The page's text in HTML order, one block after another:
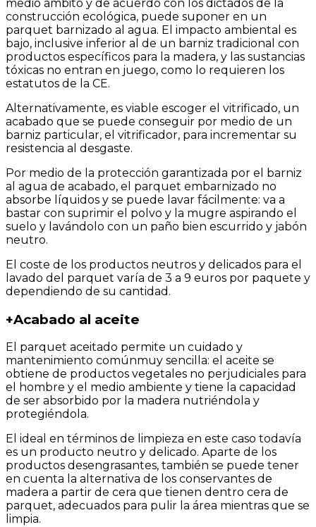
medio ámbito y de acuerdo con los dictados de la
construcción ecológica, puede suponer en un
parquet barnizado al agua. El impacto ambiental es
bajo, inclusive inferior al de un barniz tradicional con
productos específicos para la madera, y las sustancias
tóxicas no entran en juego, como lo requieren los
estatutos de la CE.
Alternativamente, es viable escoger el vitrificado, un
acabado que se puede conseguir por medio de un
barniz particular, el vitrificador, para incrementar su
resistencia al desgaste.
Por medio de la protección garantizada por el barniz
al agua de acabado, el parquet embarnizado no
absorbe líquidos y se puede lavar fácilmente: va a
bastar con suprimir el polvo y la mugre aspirando el
suelo y lavándolo con un paño bien escurrido y jabón
neutro.
El coste de los productos neutros y delicados para el
lavado del parquet varía de 3 a 9 euros por paquete y
dependiendo de su cantidad.
+Acabado al aceite
El parquet aceitado permite un cuidado y
mantenimiento comúnmuy sencilla: el aceite se
obtiene de productos vegetales no perjudiciales para
el hombre y el medio ambiente y tiene la capacidad
de ser absorbido por la madera nutriéndola y
protegiéndola.
El ideal en términos de limpieza en este caso todavía
es un producto neutro y delicado. Aparte de los
productos desengrasantes, también se puede tener
en cuenta la alternativa de los conservantes de
madera a partir de cera que tienen dentro cera de
parquet, adecuados para pulir la área mientras que se
limpia.